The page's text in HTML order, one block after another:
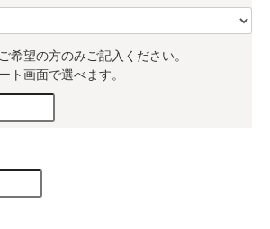
希望の方のみご記入ください。
ト画面で選べます。